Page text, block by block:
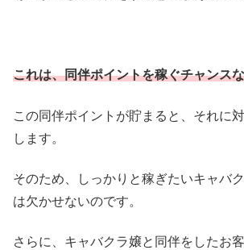
これは、同伴ポイントを稼ぐチャンス
この同伴ポイントが貯まると、それに
します。
そのため、しっかりと稼ぎたいキャバ
は欠かせないのです。
さらに、キャバクラ嬢と同伴をしたお